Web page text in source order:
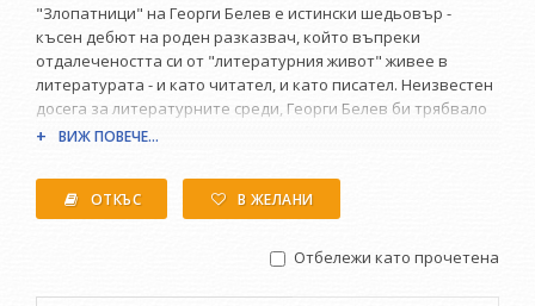
"Злопатници" на Георги Белев е истински шедьовър -
късен дебют на роден разказвач, който въпреки
отдалечеността си от "литературния живот" живее в
литературата - и като читател, и като писател. Неизвестен
досега за литературните среди, Георги Белев би трябвало
да направи впечатление със самобитното си
хитроумно, хем новопроглеждащо, хем знаещо. Това е
книга, която ще зарадва много читатели.
Доц. д-р Елка Димитрова /Институт за литература - БАН/
ВИЖ ПОВЕЧЕ...
ОТКЪС В ЖЕЛАНИ
Отбележи като прочетена